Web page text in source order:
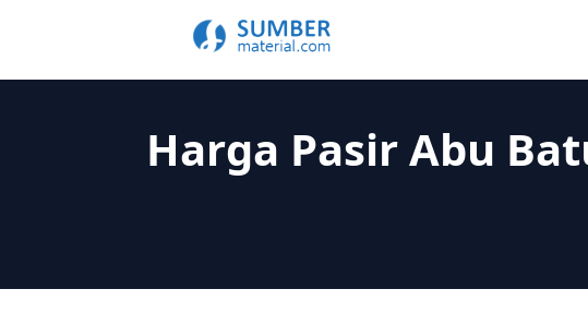
Harga Pasir Abu